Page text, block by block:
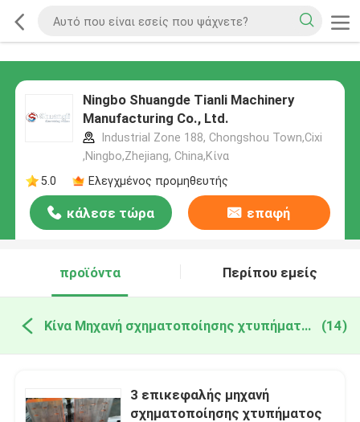
Ningbo Shuangde Tianli Machinery
Manufacturing Co., Ltd.
Industrial Zone 188, Chongshou Town,Cixi
,Ningbo,Zhejiang, China,Κίνα
5.0
Ελεγχμένος προμηθευτής
κάλεσε τώρα επαφή
προϊόντα Περίπου εμείς
Κίνα Μηχανή σχηματοποίησης χτυπήματος εξώθησης (14)
3 επικεφαλής μηχανή
σχηματοποίησης χτυπήματος